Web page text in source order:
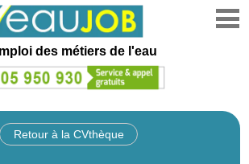
des métiers de l'eau
Retour à la CVthèque